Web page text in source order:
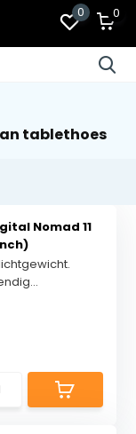
0 0
tablethoes
Nomad 11